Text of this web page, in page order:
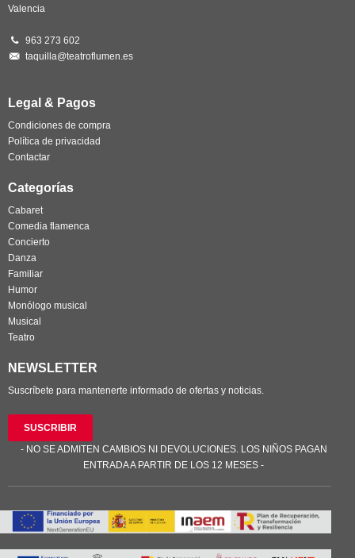
Valencia
963 273 602
taquilla@teatroflumen.es
Legal & Pagos
Condiciones de compra
Política de privacidad
Contactar
Categorías
Cabaret
Comedia flamenca
Concierto
Danza
Familiar
Humor
Monólogo musical
Musical
Teatro
NEWSLETTER
Suscríbete para mantenerte informado de ofertas y noticias.
SUSCRIBIR
- NO SE ADMITEN CAMBIOS NI DEVOLUCIONES. LOS NIÑOS PAGAN
ENTRADA A PARTIR DE LOS 12 MESES -